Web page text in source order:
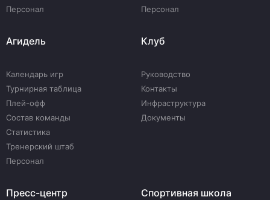
Персонал
Персонал
Агидель
Календарь игр
Турнирная таблица
Плей-офф
Состав команды
Статистика
Тренерский штаб
Персонал
Клуб
Руководство
Контакты
Инфраструктура
Документы
Пресс-центр Спортивная школа